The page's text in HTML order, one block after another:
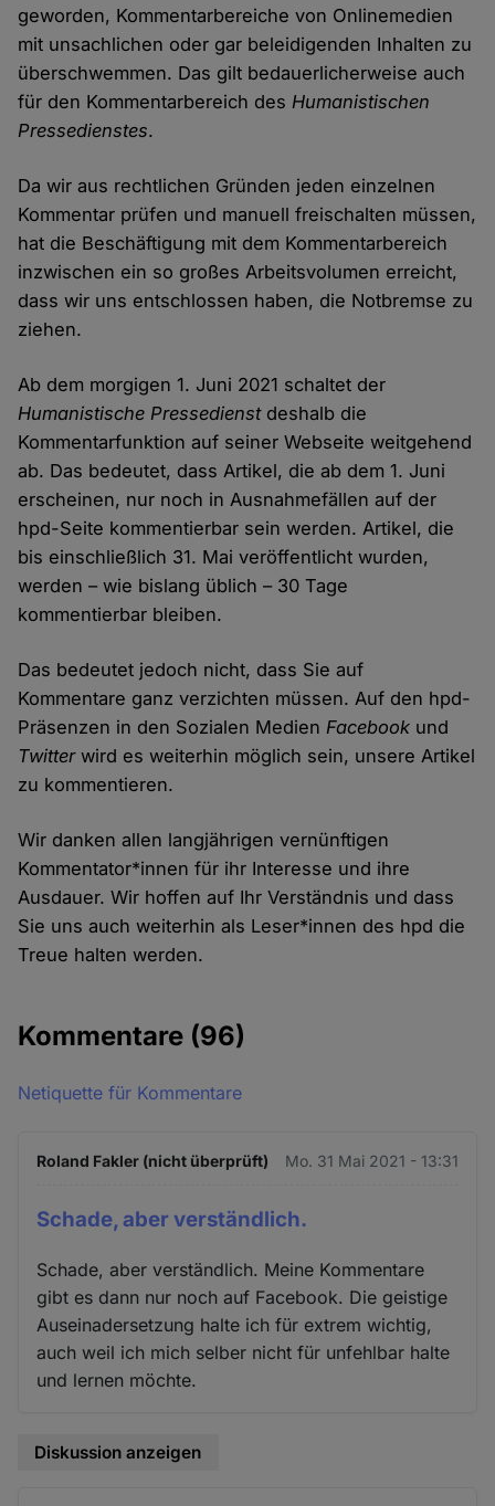
geworden, Kommentarbereiche von Onlinemedien
mit unsachlichen oder gar beleidigenden Inhalten zu
überschwemmen. Das gilt bedauerlicherweise auch
für den Kommentarbereich desHumanistischen
Pressedienstes.
Da wir aus rechtlichen Gründen jeden einzelnen
Kommentar prüfen und manuell freischalten müssen,
hat die Beschäftigung mit dem Kommentarbereich
inzwischen ein so großes Arbeitsvolumen erreicht,
dass wir uns entschlossen haben, die Notbremse zu
ziehen.
Ab dem morgigen 1. Juni 2021 schaltet der
Humanistische Pressedienstdeshalb die
Kommentarfunktion auf seiner Webseite weitgehend
ab. Das bedeutet, dass Artikel, die ab dem 1. Juni
erscheinen, nur noch in Ausnahmefällen auf der
hpd-Seite kommentierbar sein werden. Artikel, die
bis einschließlich 31. Mai veröffentlicht wurden,
werden – wie bislang üblich – 30 Tage
kommentierbar bleiben.
Das bedeutet jedoch nicht, dass Sie auf
Kommentare ganz verzichten müssen. Auf den hpd-
Präsenzen in den Sozialen MedienFacebook und
Twitterwird es weiterhin möglich sein, unsere Artikel
zu kommentieren.
Wir danken allen langjährigen vernünftigen
Kommentator*innen für ihr Interesse und ihre
Ausdauer. Wir hoffen auf Ihr Verständnis und dass
Sie uns auch weiterhin als Leser*innen des hpd die
Treue halten werden.
Kommentare (96)
Netiquette für Kommentare
Roland Fakler (nicht überprüft) Mo. 31 Mai 2021 - 13:31
Schade, aber verständlich.
Schade, aber verständlich. Meine Kommentare
gibt es dann nur noch auf Facebook. Die geistige
Auseinadersetzung halte ich für extrem wichtig,
auch weil ich mich selber nicht für unfehlbar halte
und lernen möchte.
Diskussion anzeigen